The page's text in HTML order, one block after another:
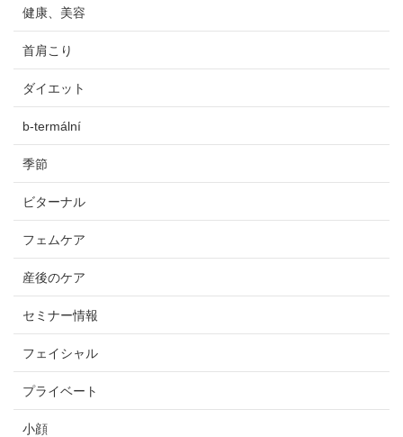
健康、美容
首肩こり
ダイエット
b-termální
季節
ビターナル
フェムケア
産後のケア
セミナー情報
フェイシャル
プライベート
小顔